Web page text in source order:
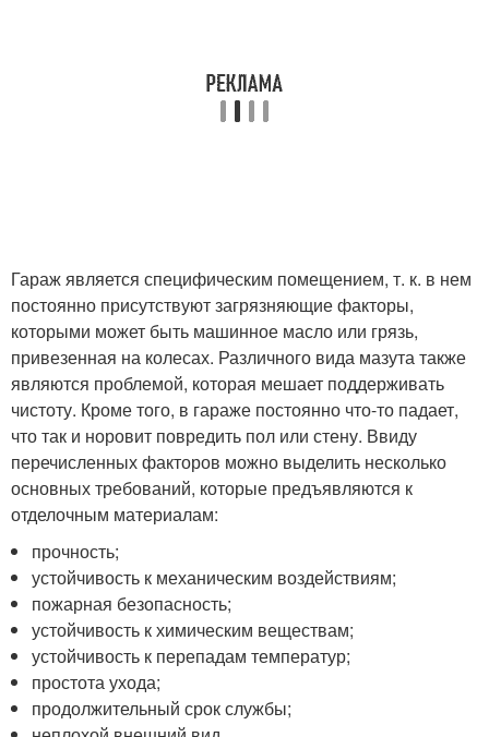
Гараж является специфическим помещением, т. к. в нем
постоянно присутствуют загрязняющие факторы,
которыми может быть машинное масло или грязь,
привезенная на колесах. Различного вида мазута также
являются проблемой, которая мешает поддерживать
чистоту. Кроме того, в гараже постоянно что-то падает,
что так и норовит повредить пол или стену. Ввиду
перечисленных факторов можно выделить несколько
основных требований, которые предъявляются к
отделочным материалам:
прочность;
устойчивость к механическим воздействиям;
пожарная безопасность;
устойчивость к химическим веществам;
устойчивость к перепадам температур;
простота ухода;
продолжительный срок службы;